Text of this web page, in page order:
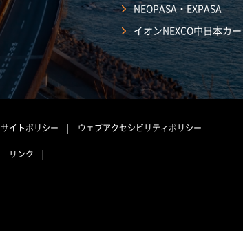
NEOPASA・EXPASA
イオンNEXCO中日本カ
サイトポリシー ウェブアクセシビリティポリシー
リンク